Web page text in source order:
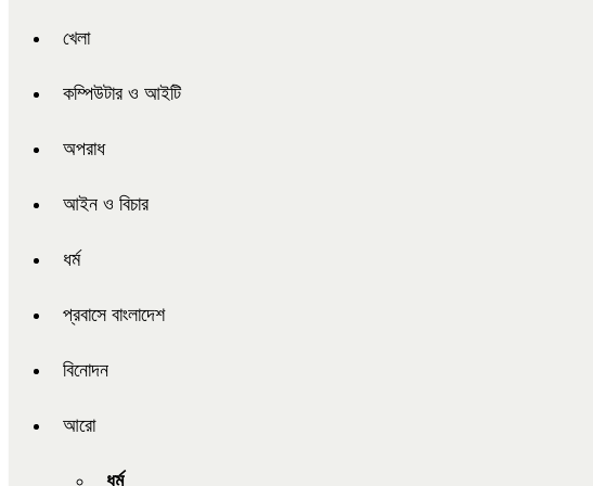
খেলা
কম্পিউটার ও আইটি
অপরাধ
আইন ও বিচার
ধর্ম
প্রবাসে বাংলাদেশ
বিনোদন
আরো
ধর্ম